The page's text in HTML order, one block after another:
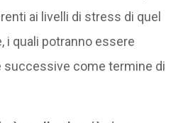
ai livelli di stress di quel
i quali potranno essere
successive come termine di